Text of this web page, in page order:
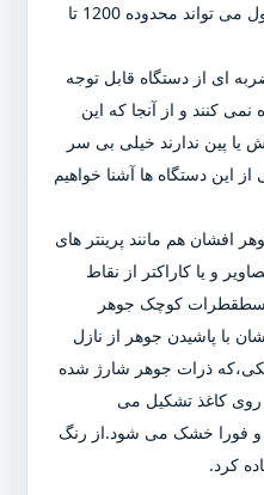
چاپ کنند و سرعت آنها به طور معمول می تواند محدوده 1200 تا
ای از دستگاه قابل توجه
نمی کنند و از آنجا که این
یا پین ندارند خیلی بی سر
این دستگاه ها آشنا خواهیم
افشان هم مانند پرینتر های
و یا کاراکتر از نقاط
کوچک جوهر
با پاشیدن جوهر از نازل
ذرات جوهر شارژ شده
ثانیه،بر روی کاغذ تشکیل می
فورا خشک می شود.از رنگ
کرد.